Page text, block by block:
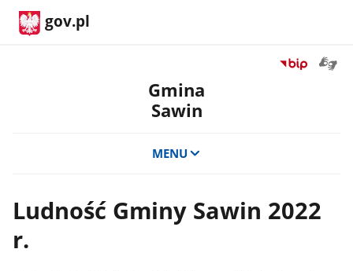
gov.pl
Przejdź
Gmina
Sawin
MENU
Ludność Gminy Sawin 2022
r.